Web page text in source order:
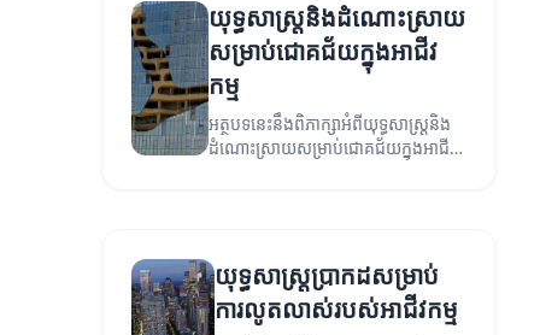
យុទ្ធសាស្ត្រនិងដំណោះស្រាយ
សម្រាប់ជោគជ័យក្នុងអាជីវ
កម្ម
អត្ថបទនេះនឹងពិភាក្សាអំពីយុទ្ធសាស្ត្រនិង
ដំណោះស្រាយសម្រាប់ជោគជ័យក្នុងអាជីវ
យុទ្ធសាស្ត្រប្រាកដសម្រាប់
ការលូតលាស់របស់អាជីវកម្ម